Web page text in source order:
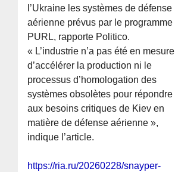
l’Ukraine les systèmes de défense
aérienne prévus par le programme
PURL, rapporte Politico.
« L’industrie n’a pas été en mesure
d’accélérer la production ni le
processus d’homologation des
systèmes obsolètes pour répondre
aux besoins critiques de Kiev en
matière de défense aérienne »,
indique l’article.
https://ria.ru/20260228/snayper-